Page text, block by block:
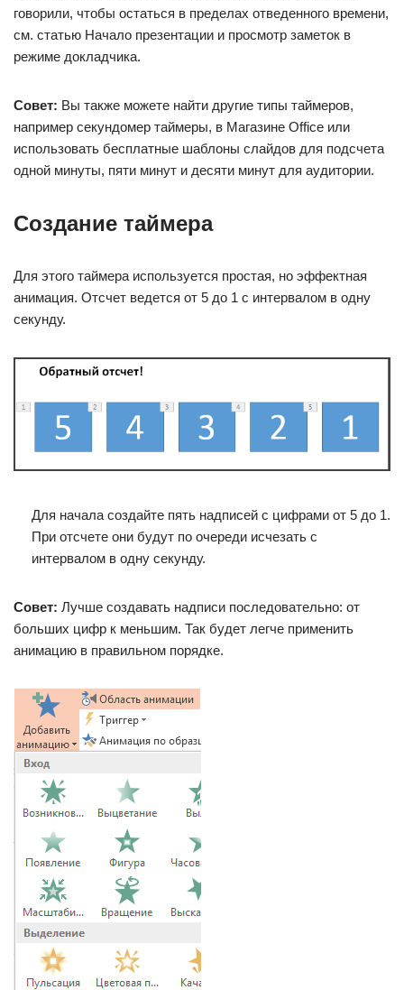
говорили, чтобы остаться в пределах отведенного времени,
см. статью Начало презентации и просмотр заметок в
режиме докладчика.
Совет: Вы также можете найти другие типы таймеров,
например секундомер таймеры, в Магазине Office или
использовать бесплатные шаблоны слайдов для подсчета
одной минуты, пяти минут и десяти минут для аудитории.
Создание таймера
Для этого таймера используется простая, но эффектная
анимация. Отсчет ведется от 5 до 1 с интервалом в одну
секунду.
Для начала создайте пять надписей с цифрами от 5 до 1.
При отсчете они будут по очереди исчезать с
интервалом в одну секунду.
Совет: Лучше создавать надписи последовательно: от
больших цифр к меньшим. Так будет легче применить
анимацию в правильном порядке.